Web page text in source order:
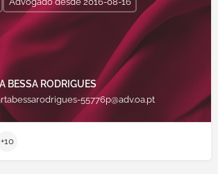
BESSA RODRIGUES
55776p@adv.oa.pt
+10